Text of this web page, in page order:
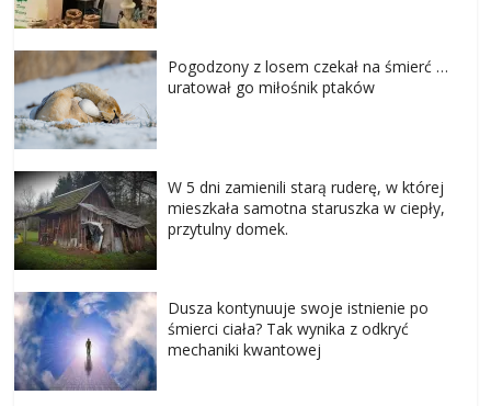
Pogodzony z losem czekał na śmierć …
uratował go miłośnik ptaków
W 5 dni zamienili starą ruderę, w której
mieszkała samotna staruszka w ciepły,
przytulny domek.
Dusza kontynuuje swoje istnienie po
śmierci ciała? Tak wynika z odkryć
mechaniki kwantowej